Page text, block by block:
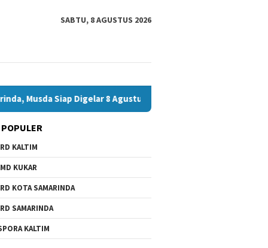
SABTU, 8 AGUSTUS 2026
Digelar 8 Agustus 2026
KALTIM
KUKAR
KOTA SAMARINDA
SAMARINDA
KALTIM